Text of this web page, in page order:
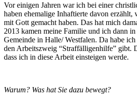
Vor einigen Jahren war ich bei einer
haben ehemalige Inhaftierte davon erzählt,
mit Gott gemacht haben. Das hat mich
2013 kamen meine Familie und ich dann
Gemeinde in Halle/ Westfalen. Da habe ich
den Arbeitszweig “Straffälligenhilfe” gibt.
dass ich in diese Arbeit einsteigen werde.
Warum? Was hat Sie dazu bewegt?